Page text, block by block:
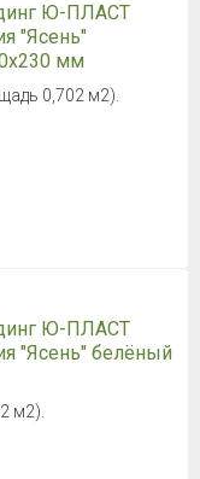
Ю-ПЛАСТ
"Ясень"
мм
0,702 м2).
Ю-ПЛАСТ
"Ясень" белёный
м2).